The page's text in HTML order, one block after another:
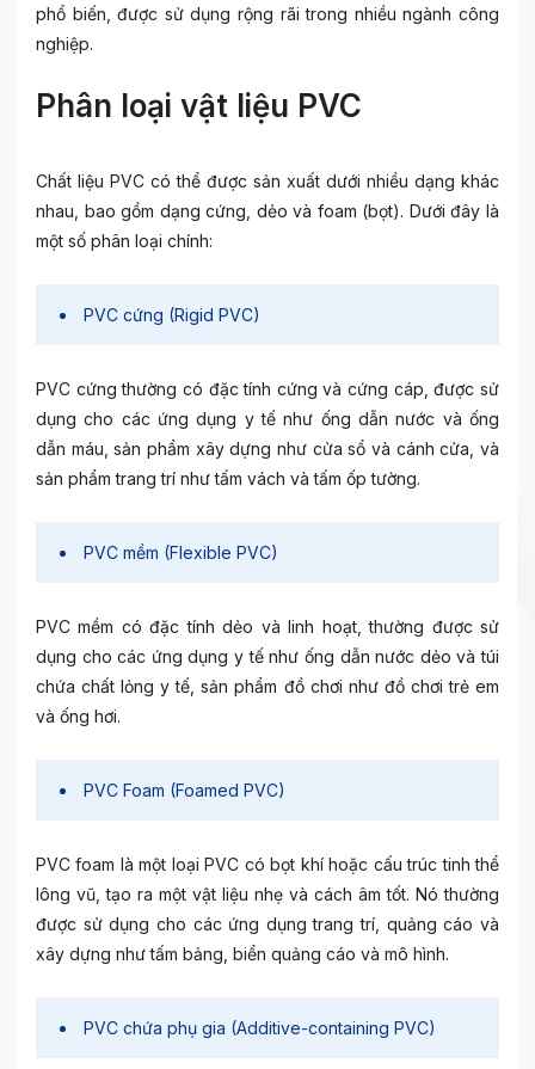
phổ biến, được sử dụng rộng rãi trong nhiều ngành công
nghiệp.
Phân loại vật liệu PVC
Chất liệu PVC có thể được sản xuất dưới nhiều dạng khác
nhau, bao gồm dạng cứng, dẻo và foam (bọt). Dưới đây là
một số phân loại chính:
PVC cứng (Rigid PVC)
PVC cứng thường có đặc tính cứng và cứng cáp, được sử
dụng cho các ứng dụng y tế như ống dẫn nước và ống
dẫn máu, sản phẩm xây dựng như cửa sổ và cánh cửa, và
sản phẩm trang trí như tấm vách và tấm ốp tường.
PVC mềm (Flexible PVC)
PVC mềm có đặc tính dẻo và linh hoạt, thường được sử
dụng cho các ứng dụng y tế như ống dẫn nước dẻo và túi
chứa chất lỏng y tế, sản phẩm đồ chơi như đồ chơi trẻ em
và ống hơi.
PVC Foam (Foamed PVC)
PVC foam là một loại PVC có bọt khí hoặc cấu trúc tinh thể
lông vũ, tạo ra một vật liệu nhẹ và cách âm tốt. Nó thường
được sử dụng cho các ứng dụng trang trí, quảng cáo và
xây dựng như tấm bảng, biển quảng cáo và mô hình.
PVC chứa phụ gia (Additive-containing PVC)